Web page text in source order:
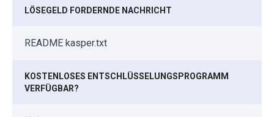
LÖSEGELD FORDERNDE NACHRICHT
README kasper.txt
KOSTENLOSES ENTSCHLÜSSELUNGSPROGRAMM
VERFÜGBAR?